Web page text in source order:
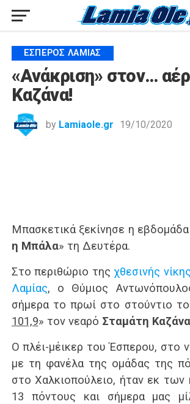
ΈΣΠΕΡΟΣ ΛΑΜΊΑΣ
«Ανάκριση» στον…
Καζάνα!
by Lamiaole.gr 19/10/2020
Μπασκετικά ξεκίνησε η εβδομάδα
η Μπάλα» τη Δευτέρα.
Στο περιθώριο τηςχθεσινής
Λαμίας, ο Θύμιος
σήμερα το πρωί στο στούντιο
101,9» τον νεαρό Σταμάτη Καζάνα
Ο πλέι-μέικερ του Έσπερου, στο
με τη φανέλα της ομάδας της
στο Χαλκιοπούλειο, ήταν εκ των
13 πόντους και σήμερα μας